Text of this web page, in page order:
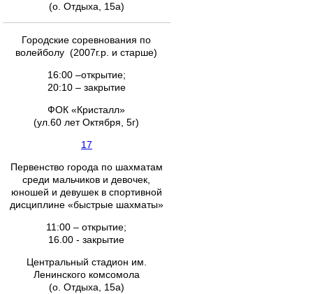
(о. Отдыха, 15а)
Городские соревнования по
волейболу (2007г.р. и старше)
16:00 –открытие;
20:10 – закрытие
ФОК «Кристалл»
(ул.60 лет Октября, 5г)
17
Первенство города по шахматам
среди мальчиков и девочек,
юношей и девушек в спортивной
дисциплине «быстрые шахматы»
11:00 – открытие;
16.00 - закрытие
Центральный стадион им.
Ленинского комсомола
(о. Отдыха, 15а)